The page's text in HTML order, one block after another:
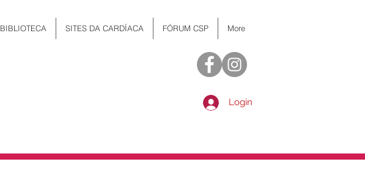
BIBLIOTECA SITES DA CARDÍACA FÓRUM CSP More
Login